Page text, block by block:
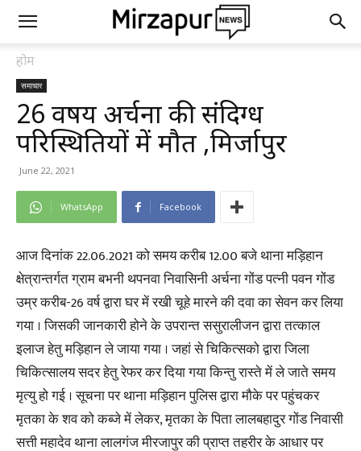
होम
समाचार
26 वर्षीय अर्चना की संदिग्ध
परिस्थितियों में मौत ,मिर्जापुर
June 22, 2021
WhatsApp Facebook
आज दिनांक 22.06.2021 को समय करीब 12.00 बजे थाना मड़िहान
क्षेत्रान्तर्गत ग्राम बभनी थपनवा निवासिनी अर्चना गोंड पत्नी पवन गोंड
उम्र करीब-26 वर्ष द्वारा घर में रखी चूहे मारने की दवा का सेवन कर लिया
गया । जिसकी जानकारी होने के उपरान्त ससुरालीजन द्वारा तत्काल
इलाज हेतु मड़िहान ले जाया गया । जहां से चिकित्सको द्वारा जिला
चिकित्सालय सदर हेतु रेफर कर दिया गया किन्तु रास्ते में ले जाते समय
मृत्यु हो गई । सूचना पर थाना मड़िहान पुलिस द्वारा मौके पर पहुंचकर
मृतका के शव को कब्जे में लेकर, मृतका के पिता लालबहादुर गोंड निवासी
सत्ती महादेव थाना लालगंज मीरजापुर की प्राप्त तहरीर के आधार पर